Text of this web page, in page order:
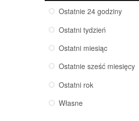
Ostatnie 24 godziny
Ostatni tydzień
Ostatni miesiąc
Ostatnie sześć miesięcy
Ostatni rok
Własne